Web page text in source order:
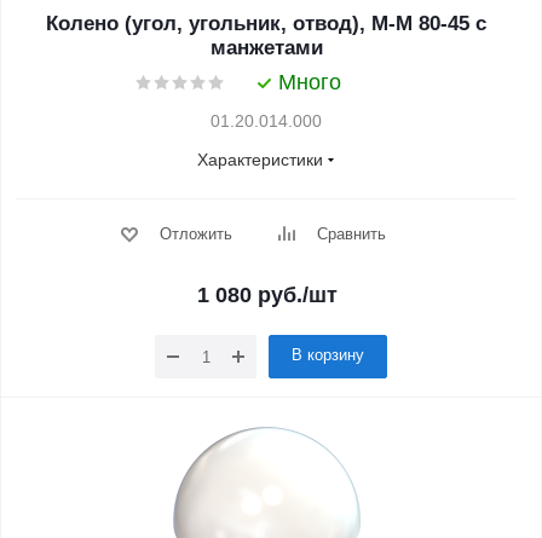
Колено (угол, угольник, отвод), М-М 80-45 с
манжетами
Много
01.20.014.000
Характеристики
Отложить Сравнить
1 080руб./шт
В корзину